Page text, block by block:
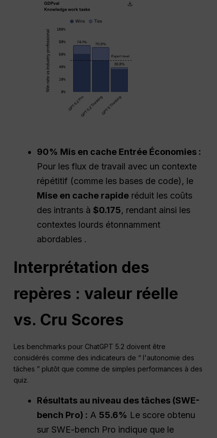
90% Mis en cache Entrée Économies :
Pour les flux de travail avec un contexte
répétitif (comme les bases de code), le
Mise en cache rapide réduit les coûts
des intrants à$0.175, rendant ainsi les
contextes lourds étonnamment
abordables .
Interprétation des
repères : valeur réelle
vs. Cru Scores
Les benchmarks pour ChatGPT 5.2 doivent être
considérés comme des indicateurs de “ l'autonomie des
tâches ” plutôt que comme de simples performances à des
quiz.
Résultats au niveau des tâches (SWE-
bench Pro) : A 55.6% Le score obtenu
sur SWE-bench Pro indique que le